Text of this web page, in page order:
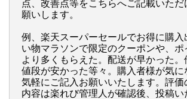
点、改善点等をこちらへご記載いただ
願いします。
例、楽天スーパーセールでお得に購入
い物マラソンで限定のクーポンや、ポ
より多くもらえた。配送が早かった。
値段が安かった等々。購入者様が気に
気軽にご記入お願いいたします。評価
内容は楽れび管理人が確認後、投稿い